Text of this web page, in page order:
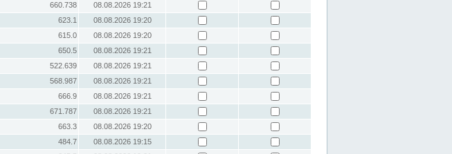
660.738
08.08.2026 19:21
623.1
08.08.2026 19:20
615.0
08.08.2026 19:20
650.5
08.08.2026 19:21
522.639
08.08.2026 19:21
568.987
08.08.2026 19:21
666.9
08.08.2026 19:21
671.787
08.08.2026 19:21
663.3
08.08.2026 19:20
484.7
08.08.2026 19:15